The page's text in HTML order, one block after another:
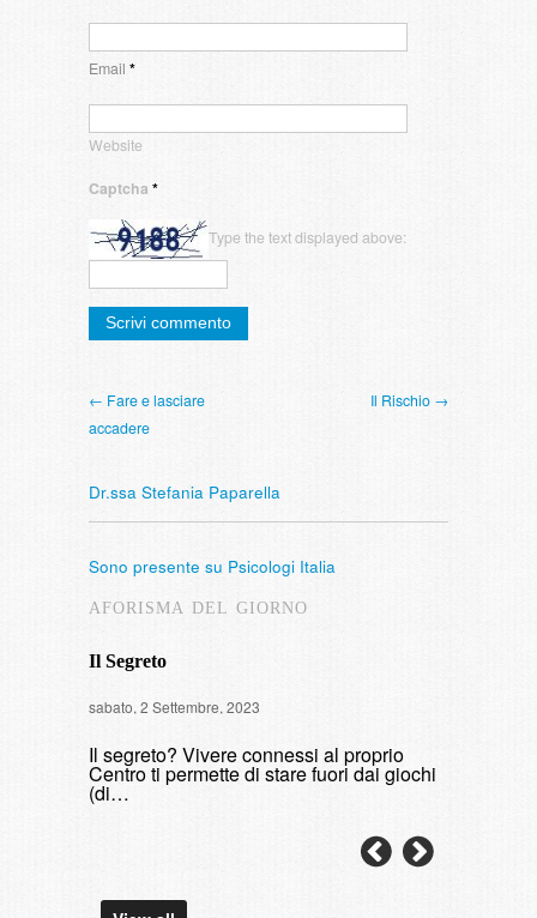
Email *
Website
Captcha *
Type the text displayed above:
← Fare e lasciare
accadere
Il Rischio →
Dr.ssa Stefania Paparella
Sono presente su Psicologi Italia
AFORISMA DEL GIORNO
Il Segreto
sabato, 2 Settembre, 2023
Il segreto? Vivere connessi al proprio
Centro ti permette di stare fuori dai giochi
(di…